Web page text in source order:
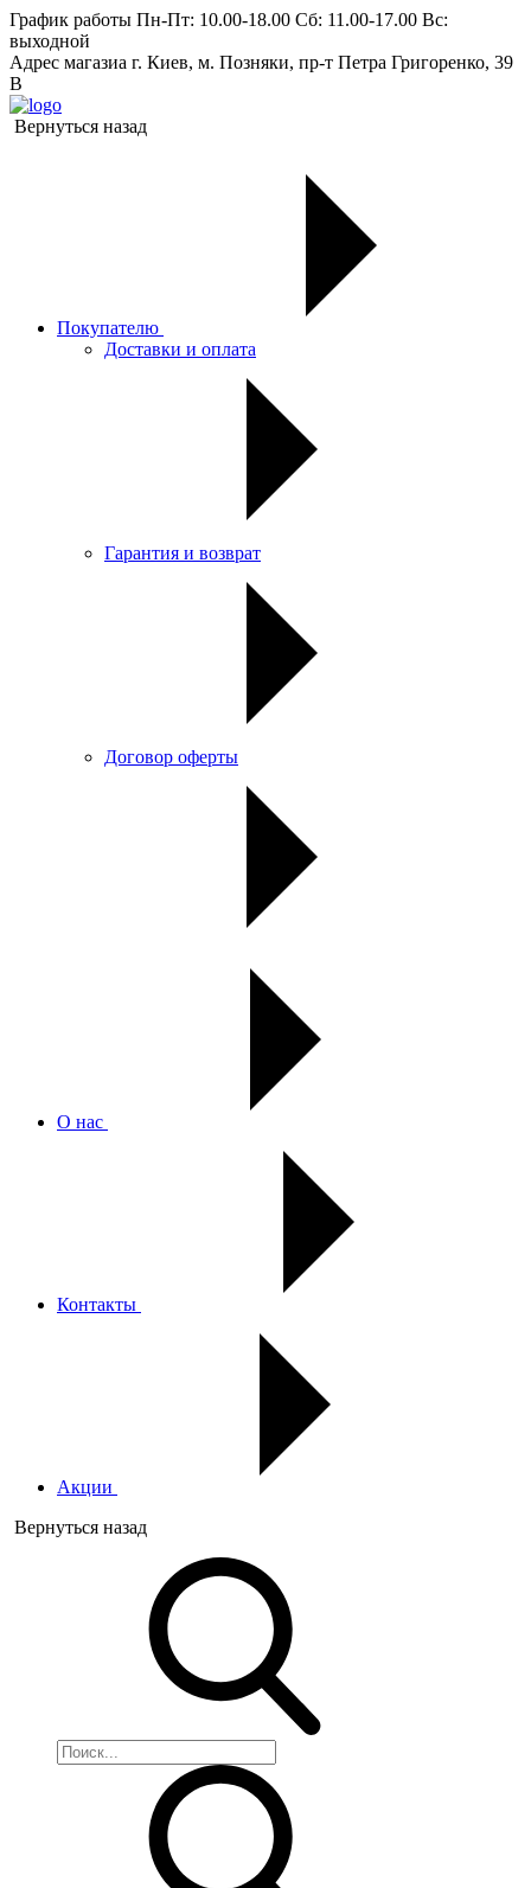
График работы Пн-Пт: 10.00-18.00 Сб: 11.00-17.00 Вс:
выходной
Адрес магазиа г. Киев, м. Позняки, пр-т Петра Григоренко, 39
В
Вернуться назад
Покупателю
Доставки и оплата
Гарантия и возврат
Договор оферты
О нас
Контакты
Акции
Вернуться назад